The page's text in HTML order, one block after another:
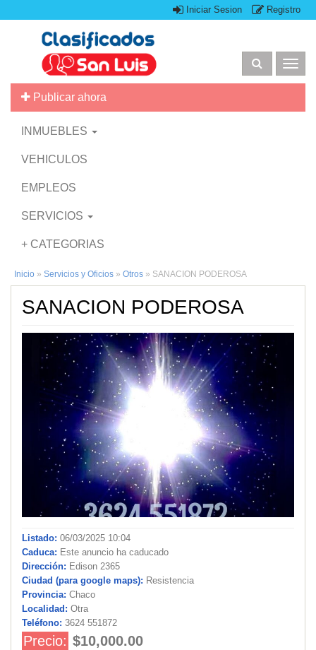
Iniciar Sesion Registro
Publicar ahora
INMUEBLES
VEHICULOS
EMPLEOS
SERVICIOS
+ CATEGORIAS
Inicio » Servicios y Oficios » Otros » SANACION PODEROSA
SANACION PODEROSA
Listado: 06/03/2025 10:04
Caduca: Este anuncio ha caducado
Dirección: Edison 2365
Ciudad (para google maps): Resistencia
Provincia: Chaco
Localidad: Otra
Teléfono: 3624 551872
Precio: $10,000.00